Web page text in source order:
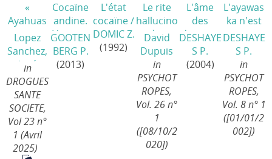
«
Ayahuas
ca sans
ayahuasc
a » Du
clientélis
me
chamani
que à
une
patientèl
e en
Lopez
Sanchez,
José
in
DROGUES
SANTE
SOCIETE,
Vol 23 n°
1 (Avril
2025)
Cocaïne
andine.
L'inventi
on d'une
drogue
GOOTEN
BERG P.
(2013)
L'état
cocaïne/
DOMIC Z.
(1992)
Le rite
hallucino
gène
comme
techniqu
e du Soi :
une
approch
e
anthrop
ologique
de
David
Dupuis
in
PSYCHOT
ROPES,
Vol. 26 n°
1
([08/10/2
020])
L'âme
des
drogues
/
DESHAYE
S P.
(2004)
L'ayawas
ka n'est
pas un
hallucino
gène
DESHAYE
S P.
in
PSYCHOT
ROPES,
Vol. 8 n° 1
([01/01/2
002])